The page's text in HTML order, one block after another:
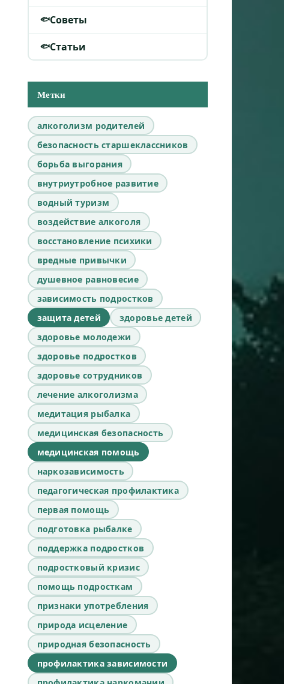
Советы
Статьи
Метки
алкоголизм родителей
безопасность старшеклассников
борьба выгорания
внутриутробное развитие
водный туризм
воздействие алкоголя
восстановление психики
вредные привычки
душевное равновесие
зависимость подростков
защита детей
здоровье детей
здоровье молодежи
здоровье подростков
здоровье сотрудников
лечение алкоголизма
медитация рыбалка
медицинская безопасность
медицинская помощь
наркозависимость
педагогическая профилактика
первая помощь
подготовка рыбалке
поддержка подростков
подростковый кризис
помощь подросткам
признаки употребления
природа исцеление
природная безопасность
профилактика зависимости